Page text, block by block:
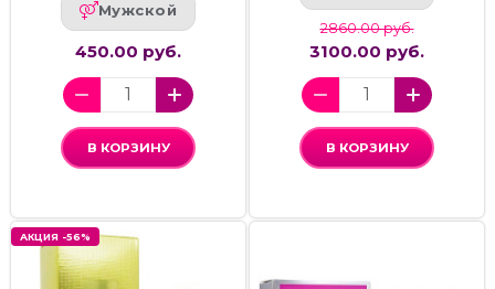
Мужской
450.00 руб.
В КОРЗИНУ
2860.00 руб.
3100.00 руб.
В КОРЗИНУ
АКЦИЯ -56%